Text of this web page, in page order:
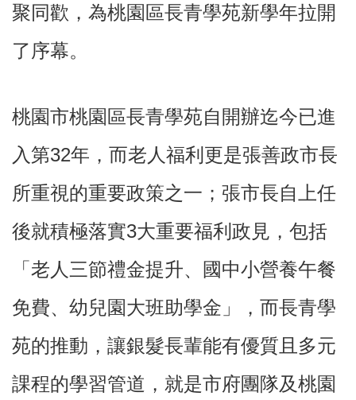
公
告
生
民
資
機
關
通
訊
錄
相
資
料
回
頁
聚同歡，為桃園區長青學苑新學年拉開
了序幕。
桃園市桃園區長青學苑自開辦迄今已進
入第32年，而老人福利更是張善政市長
所重視的重要政策之一；張市長自上任
後就積極落實3大重要福利政見，包括
「老人三節禮金提升、國中小營養午餐
免費、幼兒園大班助學金」，而長青學
苑的推動，讓銀髮長輩能有優質且多元
課程的學習管道，就是市府團隊及桃園